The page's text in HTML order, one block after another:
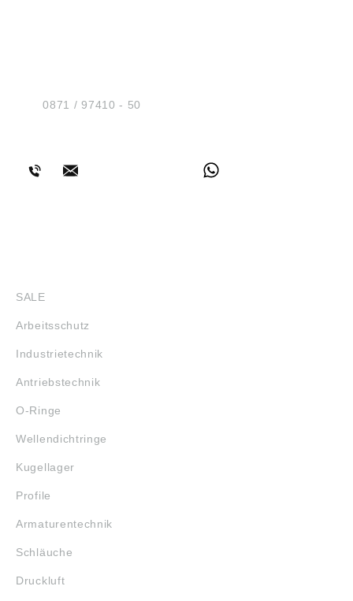
Tel.:0871 / 97410 - 50
SALE
Arbeitsschutz
Industrietechnik
Antriebstechnik
O-Ringe
Wellendichtringe
Kugellager
Profile
Armaturentechnik
Schläuche
Druckluft